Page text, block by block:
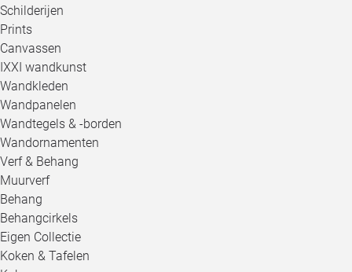
Schilderijen
Prints
Canvassen
IXXI wandkunst
Wandkleden
Wandpanelen
Wandtegels & -borden
Wandornamenten
Verf & Behang
Muurverf
Behang
Behangcirkels
Eigen Collectie
Koken & Tafelen